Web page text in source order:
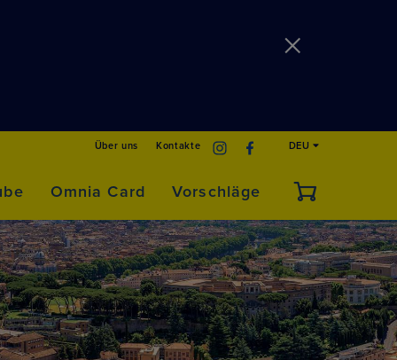
Über uns Kontakte DEU
Omnia Card Vorschläge